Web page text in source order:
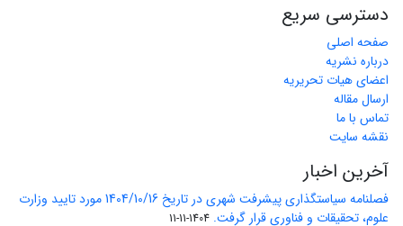
دسترسی سریع
صفحه اصلی
درباره نشریه
اعضای هیات تحریریه
ارسال مقاله
تماس با ما
نقشه سایت
آخرین اخبار
فصلنامه سیاستگذاری پیشرفت شهری در تاریخ 1404/10/16 مورد تایید وزارت
علوم، تحقیقات و فناوری قرار گرفت. 1404-11-11